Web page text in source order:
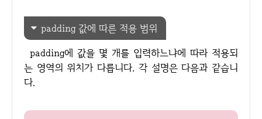
padding 값에 따른 적용 범위
padding에 값을 몇 개를 입력하느냐에 따라 적용되
는 영역의 위치가 다릅니다. 각 설명은 다음과 같습니
다.